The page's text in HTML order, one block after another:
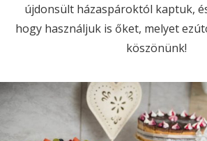
újdonsült házaspároktól kaptuk,
hogy használjuk is őket, melyet
köszönünk!